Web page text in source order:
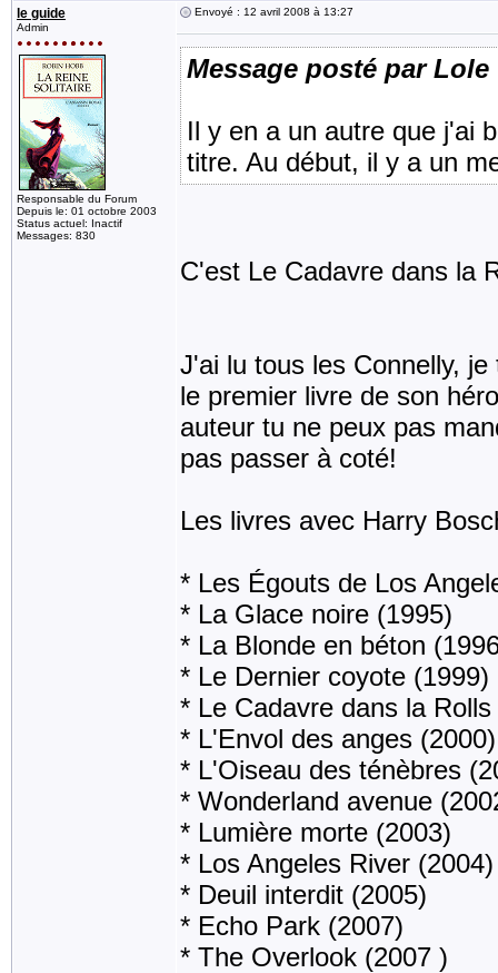
le guide
Admin
Responsable du Forum
Depuis le: 01 octobre 2003
Status actuel: Inactif
Messages: 830
Envoyé : 12 avril 2008 à 13:27
Message posté par Lole
Il y en a un autre que j'ai
titre. Au début, il y a un
C'est Le Cadavre dans la
J'ai lu tous les Connelly,
le premier livre de son
auteur tu ne peux pas
pas passer à coté!
Les livres avec Harry
* Les Égouts de Los
* La Glace noire (1995)
* La Blonde en béton
* Le Dernier coyote (1999)
* Le Cadavre dans la
* L'Envol des anges (2000)
* L'Oiseau des ténèbres
* Wonderland avenue
* Lumière morte (2003)
* Los Angeles River (2004)
* Deuil interdit (2005)
* Echo Park (2007)
* The Overlook (2007 )